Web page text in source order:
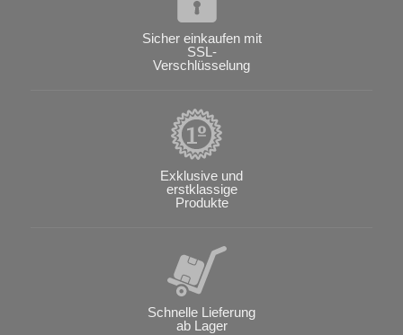
Sicher einkaufen mit
SSL-
Verschlüsselung
Exklusive und
erstklassige
Produkte
Schnelle Lieferung
ab Lager